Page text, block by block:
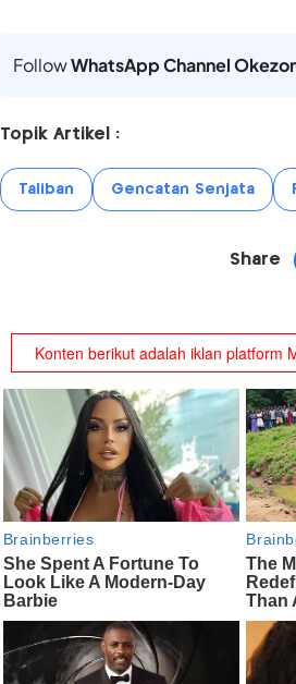
FollowWhatsApp Channel
Topik Artikel :
Taliban Gencatan Senjata
Share